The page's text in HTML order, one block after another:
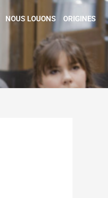
NOUS LOUONS ORIGINES